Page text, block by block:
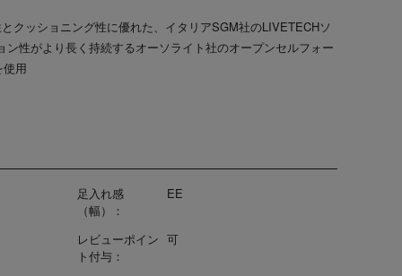
足入れ感
（幅）：
EE
レビューポイン
ト付与：
可
クッショニング性に優れた、イタリアSGM社のLIVETECHソ
性がより長く持続するオーソライト社のオープンセルフォー
用